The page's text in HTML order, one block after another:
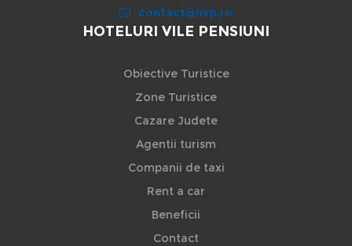
contact@hvp.ro
HOTELURI VILE PENSIUNI
Obiective Turistice
Zone Turistice
Cazare Judete
Agentii turism
Companii de taxi
Rent a car
Beneficii
Contact